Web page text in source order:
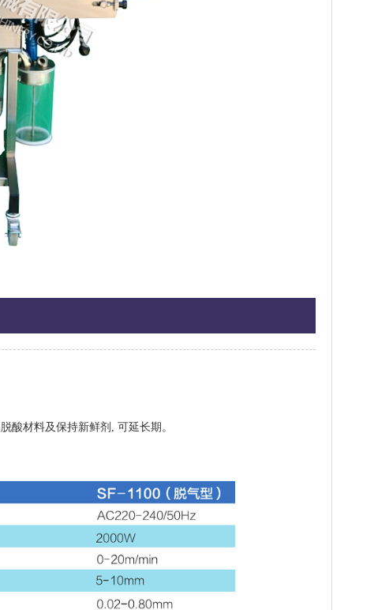
酸材料及保持新鲜剂, 可延长期。